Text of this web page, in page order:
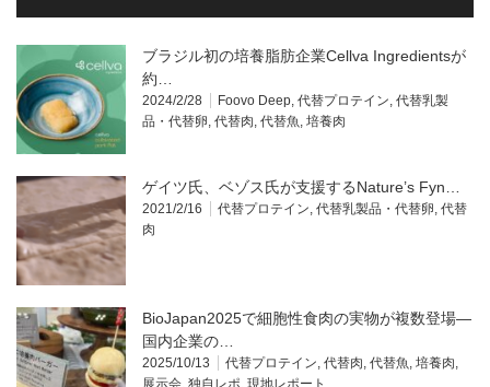
ブラジル初の培養脂肪企業Cellva Ingredientsが
約…
2024/2/28 Foovo Deep, 代替プロテイン, 代替乳製
品・代替卵, 代替肉, 代替魚, 培養肉
ゲイツ氏、ベゾス氏が支援するNature’s Fyn…
2021/2/16 代替プロテイン, 代替乳製品・代替卵, 代替
肉
BioJapan2025で細胞性食肉の実物が複数登場—
国内企業の…
2025/10/13 代替プロテイン, 代替肉, 代替魚, 培養肉,
展示会, 独自レポ, 現地レポート